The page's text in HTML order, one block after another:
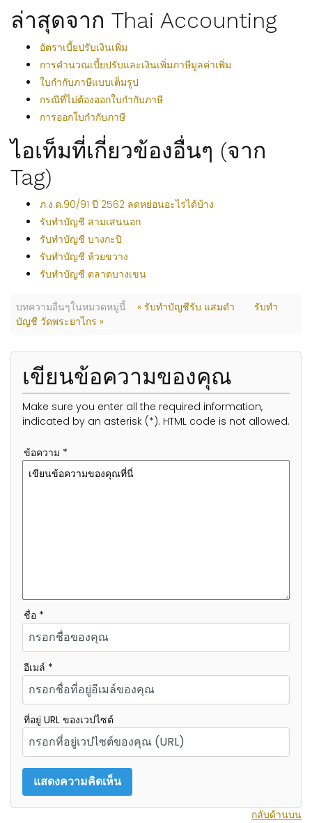
ล่าสุดจาก Thai Accounting
อัตราเบี้ยปรับเงินเพิ่ม
การคำนวณเบี้ยปรับและเงินเพิ่มภาษีมูลค่าเพิ่ม
ใบกำกับภาษีแบบเต็มรูป
กรณีที่ไม่ต้องออกใบกำกับภาษี
การออกใบกำกับภาษี
ไอเท็มที่เกี่ยวข้องอื่นๆ (จาก
Tag)
ภ.ง.ด.90/91 ปี 2562 ลดหย่อนอะไรได้บ้าง
รับทำบัญชี สามเสนนอก
รับทำบัญชี บางกะปิ
รับทำบัญชี ห้วยขวาง
รับทำบัญชี ตลาดบางเขน
บทความอื่นๆในหมวดหมู่นี้ « รับทำบัญชีรับ แสมดำ
รับทำ
บัญชี วัดพระยาไกร »
เขียนข้อความของคุณ
Make sure you enter all the required information,
indicated by an asterisk (*). HTML code is not allowed.
ข้อความ *
ชื่อ *
อีเมล์ *
ที่อยู่ URL ของเวปไซต์
กลับด้านบน